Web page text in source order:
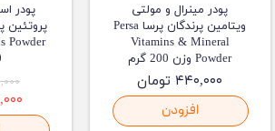
پودر مینرال و مولتی
ویتامین پرندگان پرسا Persa
Vitamins & Mineral
Powder وزن 200 گرم
۴۴۰,۰۰۰ تومان
افزودن
پودر